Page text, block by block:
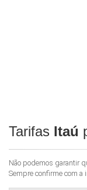
Tarifas Itaú
Não podemos garantir
Sempre confirme com